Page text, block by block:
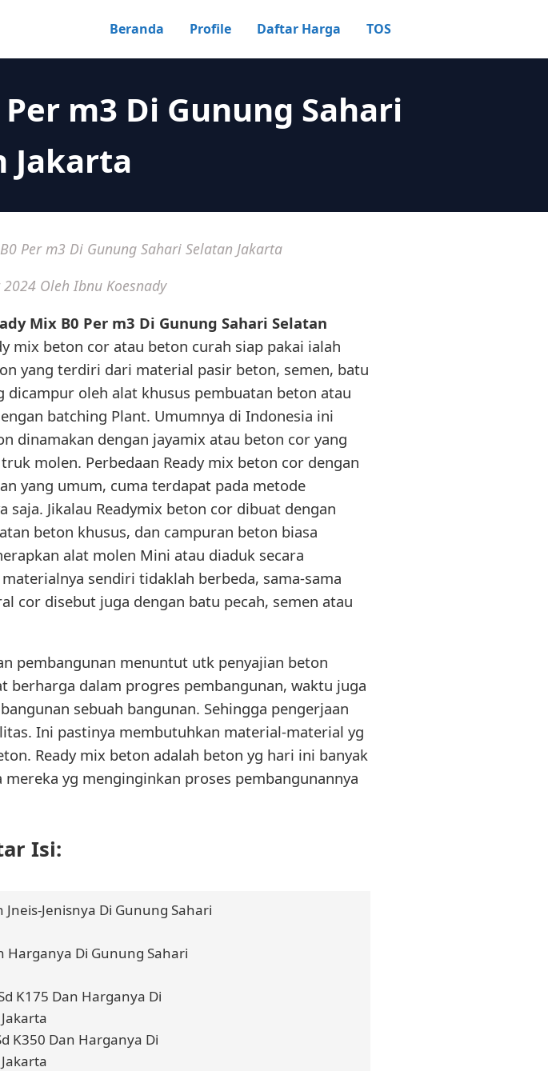
Beranda Profile Daftar Harga TOS
m3 Di Gunung Sahari
Jakarta
Per m3 Di Gunung Sahari Selatan Jakarta
Oleh Ibnu Koesnady
Mix B0 Per m3 Di Gunung Sahari Selatan
mix beton cor atau beton curah siap pakai ialah
yang terdiri dari material pasir beton, semen, batu
dicampur oleh alat khusus pembuatan beton atau
batching Plant. Umumnya di Indonesia ini
dinamakan dengan jayamix atau beton cor yang
molen. Perbedaan Ready mix beton cor dengan
yang umum, cuma terdapat pada metode
saja. Jikalau Readymix beton cor dibuat dengan
beton khusus, dan campuran beton biasa
alat molen Mini atau diaduk secara
sendiri tidaklah berbeda, sama-sama
cor disebut juga dengan batu pecah, semen atau
pembangunan menuntut utk penyajian beton
berharga dalam progres pembangunan, waktu juga
sebuah bangunan. Sehingga pengerjaan
Ini pastinya membutuhkan material-material yg
Ready mix beton adalah beton yg hari ini banyak
yg menginginkan proses pembangunannya
Isi:
Jenisnya Di Gunung Sahari
Harganya Di Gunung Sahari
K175 Dan Harganya Di
K350 Dan Harganya Di